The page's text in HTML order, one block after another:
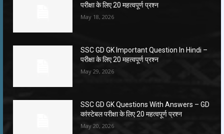
परीक्षा के लिए 20 महत्वपूर्ण प्रश्न
May 18, 2026
SSC GD GK Important Question In Hindi –
परीक्षा के लिए 20 महत्वपूर्ण प्रश्न
May 29, 2026
SSC GD GK Questions With Answers – GD
कांस्टेबल परीक्षा के लिए 20 महत्वपूर्ण प्रश्न
May 20, 2026